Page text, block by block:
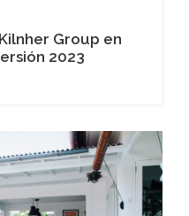
Group en
2023